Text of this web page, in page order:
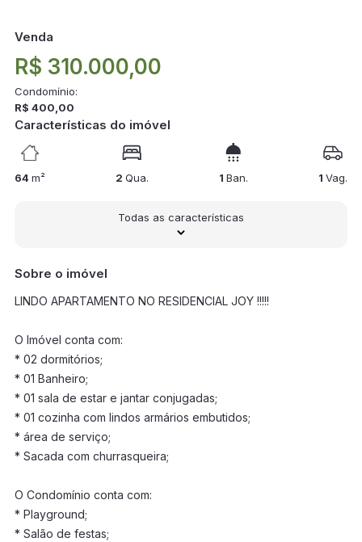
Venda
R$ 310.000,00
Condomínio:
R$ 400,00
Características do imóvel
64 m² 2 Qua. 1Ban. 1Vag.
Todas as características
Sobre o imóvel
LINDO APARTAMENTO NO RESIDENCIAL JOY !!!!!
O Imóvel conta com:
* 02 dormitórios;
* 01 Banheiro;
* 01 sala de estar e jantar conjugadas;
* 01 cozinha com lindos armários embutidos;
* área de serviço;
* Sacada com churrasqueira;
O Condomínio conta com:
* Playground;
* Salão de festas;